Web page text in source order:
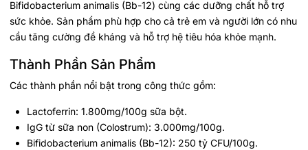
Bifidobacterium animalis (Bb-12) cùng các dưỡng chất hỗ trợ
sức khỏe. Sản phẩm phù hợp cho cả trẻ em và người lớn có nhu
cầu tăng cường đề kháng và hỗ trợ hệ tiêu hóa khỏe mạnh.
Thành Phần Sản Phẩm
Các thành phần nổi bật trong công thức gồm:
Lactoferrin: 1.800mg/100g sữa bột.
IgG từ sữa non (Colostrum): 3.000mg/100g.
Bifidobacterium animalis (Bb-12): 250 tỷ CFU/100g.